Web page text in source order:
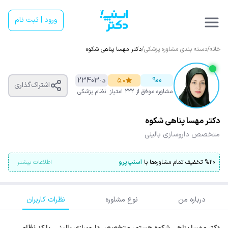
ورود | ثبت نام
خانه/دسته بندی مشاوره پزشکی/دکتر مهسا پناهی شکوه
900
مشاوره موفق
۵.۰
از ۲۲۲ امتیاز
د-23403
نظام پزشکی
اشتراک‌گذاری
دکتر مهسا پناهی شکوه
متخصص داروسازی بالینی
%۲۰ تخفیف تمام مشاوره‌ها با اسنپ‌پرو اطلاعات بیشتر
درباره من نوع مشاوره نظرات کاربران